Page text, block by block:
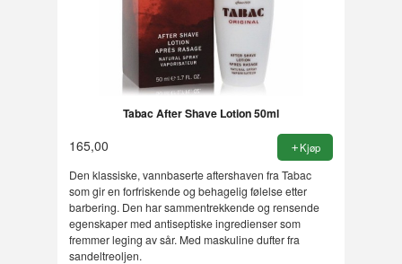
Tabac After Shave Lotion 50ml
165,00 Kjøp
Den klassiske, vannbaserte aftershaven fra Tabac
som gir en forfriskende og behagelig følelse etter
barbering. Den har sammentrekkende og rensende
egenskaper med antiseptiske ingredienser som
fremmer leging av sår. Med maskuline dufter fra
sandeltreoljen.